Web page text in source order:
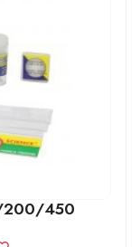
ani. În plus,
învățare pe
Puteți juca
jocuri de
200/450